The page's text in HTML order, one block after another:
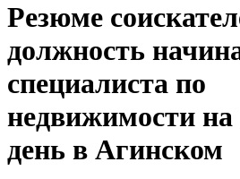
Резюме
должность
специалиста по
недвижимости
день в Агинском